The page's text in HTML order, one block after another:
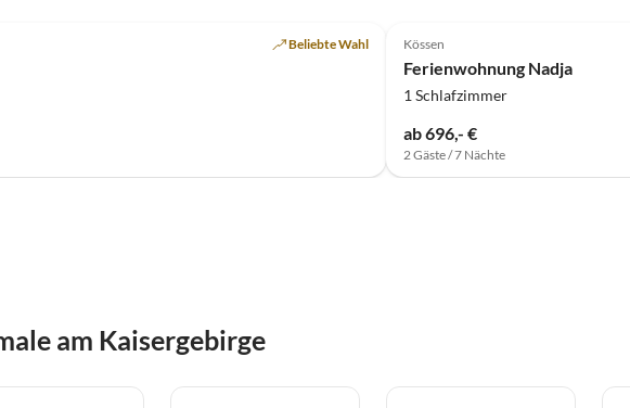
Beliebte Wahl Kössen
Ferienwohnung Nadja
1 Schlafzimmer
ab 696,- €
2 Gäste / 7 Nächte
am Kaisergebirge